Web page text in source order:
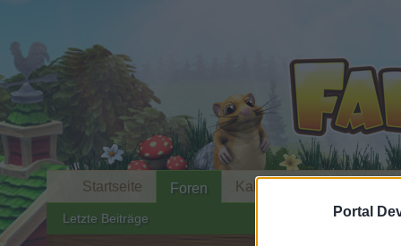
Portal
Startseite Foren
Letzte Beiträge
Kalender